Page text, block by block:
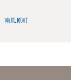
南風原町